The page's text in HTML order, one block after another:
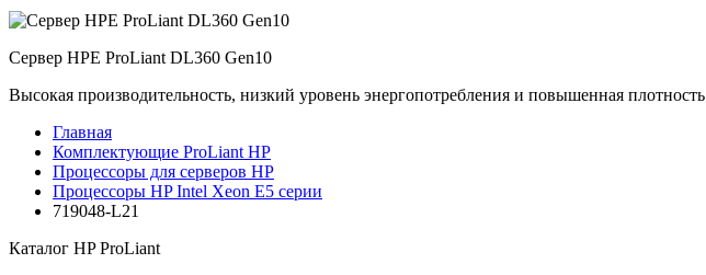
Сервер HPE ProLiant DL360 Gen10
Высокая производительность, низкий уровень энергопотребления и повышенная плотность
Главная
Комплектующие ProLiant HP
Процессоры для серверов HP
Процессоры HP Intel Xeon E5 серии
719048-L21
Каталог HP ProLiant